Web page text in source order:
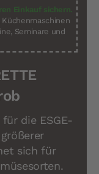
Einkauf sichern.
Seminare und
die ESGE-
sich für